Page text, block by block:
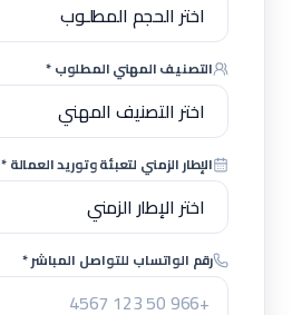
التصنيف المهني المطلوب *
الإطار الزمني لتعبئة وتوريد العمالة *
رقم الواتساب للتواصل المباشر *